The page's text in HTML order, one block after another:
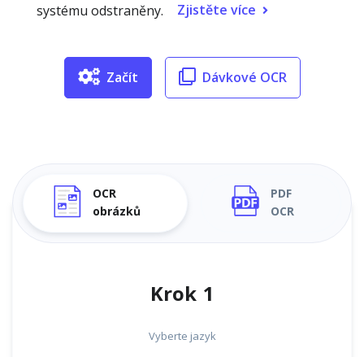
systému odstraněny.
Zjistěte více
Začít Dávkové OCR
OCR
obrázků
PDF
OCR
Krok 1
Vyberte jazyk